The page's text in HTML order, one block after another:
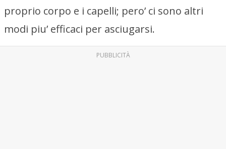
proprio corpo e i capelli; pero’ ci sono altri
modi piu’ efficaci per asciugarsi.
PUBBLICITÀ